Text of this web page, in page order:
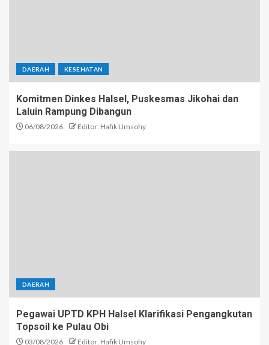
DAERAH KESEHATAN
Komitmen Dinkes Halsel, Puskesmas Jikohai dan
Laluin Rampung Dibangun
06/08/2026 Editor: Hafik Umsohy
DAERAH
Pegawai UPTD KPH Halsel Klarifikasi Pengangkutan
Topsoil ke Pulau Obi
03/08/2026 Editor: Hafik Umsohy